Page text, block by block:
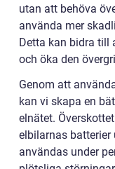
utan att behöva
använda mer
Detta kan bidra till
och öka den
Genom att
kan vi skapa en
elnätet.
elbilarnas batterier
användas under